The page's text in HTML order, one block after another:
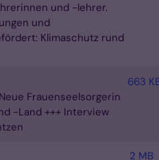
und -lehrer.
und
Klimaschutz rund
Frauenseelsorgerin
-Land +++ Interview
663
2 MB